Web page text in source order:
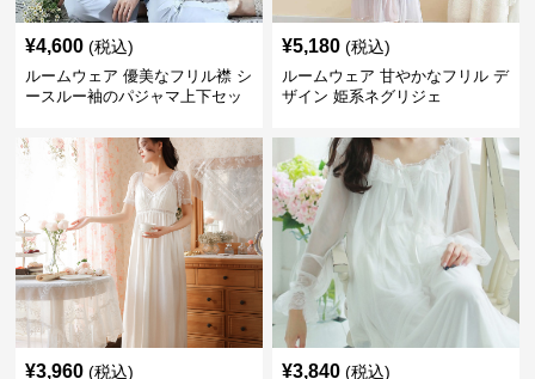
¥4,600 (税込)
ルームウェア 優美なフリル襟 シ
ースルー袖のパジャマ上下セッ
¥5,180 (税込)
ルームウェア 甘やかなフリル デ
ザイン 姫系ネグリジェ
¥3,960 (税込) ¥3,840 (税込)